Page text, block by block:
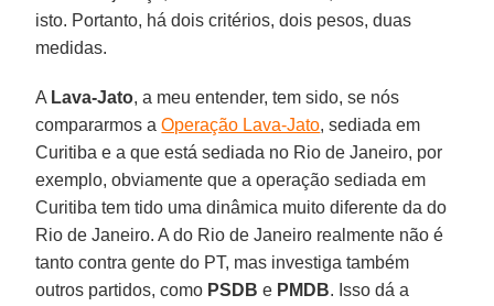
isto. Portanto, há dois critérios, dois pesos, duas
medidas.
A Lava-Jato, a meu entender, tem sido, se nós
compararmos aOperação Lava-Jato, sediada em
Curitiba e a que está sediada no Rio de Janeiro, por
exemplo, obviamente que a operação sediada em
Curitiba tem tido uma dinâmica muito diferente da do
Rio de Janeiro. A do Rio de Janeiro realmente não é
tanto contra gente do PT, mas investiga também
outros partidos, como PSDB e PMDB. Isso dá a